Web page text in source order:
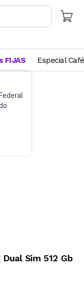
FIJAS Especial Café
Sim 512 Gb